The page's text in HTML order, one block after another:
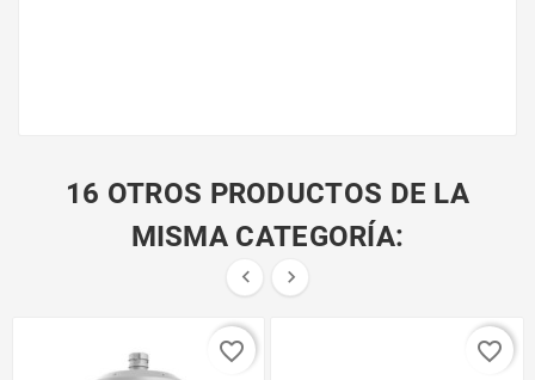
16 OTROS PRODUCTOS DE LA
MISMA CATEGORÍA:
 
favorite_border favorite_border